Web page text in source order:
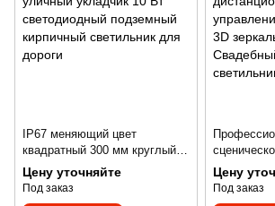
IP67 меняющий цвет
квадратный 300 мм круглый
утопленный напольный
уличный укладчик 10 Вт
Цену уточняйте
Под заказ
DMX512 с
Цену
Под заказ